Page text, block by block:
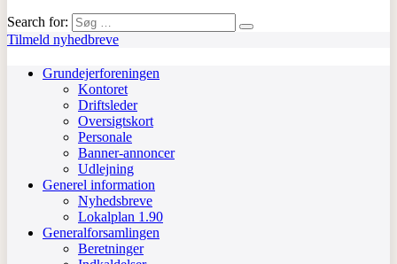
Search for:
Tilmeld nyhedbreve
Grundejerforeningen
Kontoret
Driftsleder
Oversigtskort
Personale
Banner-annoncer
Udlejning
Generel information
Nyhedsbreve
Lokalplan 1.90
Generalforsamlingen
Beretninger